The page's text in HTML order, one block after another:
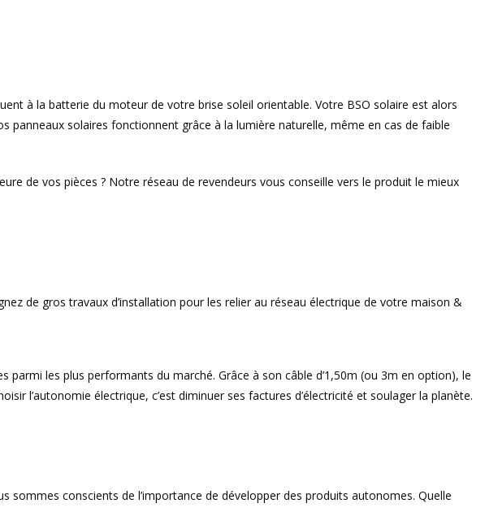
à la batterie du moteur de votre brise soleil orientable. Votre BSO solaire est alors
solaires fonctionnent grâce à la lumière naturelle, même en cas de faible
de vos pièces ? Notre réseau de revendeurs vous conseille vers le produit le mieux
de gros travaux d’installation pour les relier au réseau électrique de votre maison &
les plus performants du marché. Grâce à son câble d’1,50m (ou 3m en option), le
l’autonomie électrique, c’est diminuer ses factures d’électricité et soulager la planète.
conscients de l’importance de développer des produits autonomes. Quelle